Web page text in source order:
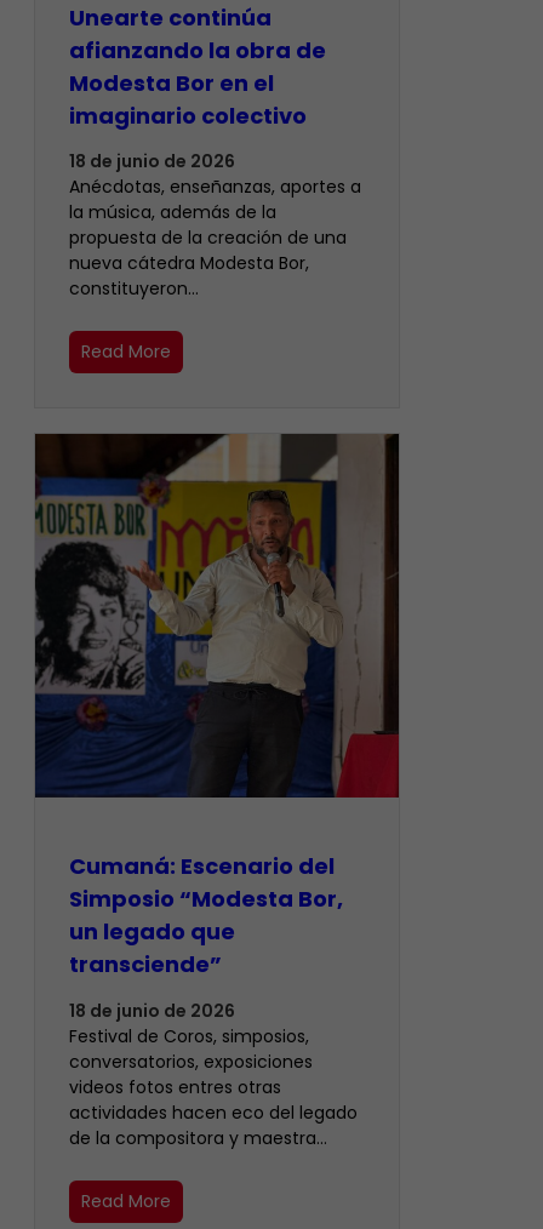
Unearte continúa
afianzando la obra de
Modesta Bor en el
imaginario colectivo
18 de junio de 2026
Anécdotas, enseñanzas, aportes a
la música, además de la
propuesta de la creación de una
nueva cátedra Modesta Bor,
constituyeron…
Read More
Cumaná: Escenario del
Simposio “Modesta Bor,
un legado que
transciende”
18 de junio de 2026
Festival de Coros, simposios,
conversatorios, exposiciones
videos fotos entres otras
actividades hacen eco del legado
de la compositora y maestra…
Read More